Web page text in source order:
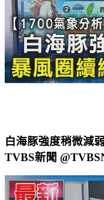
白海豚強度稍微減
TVBS新聞